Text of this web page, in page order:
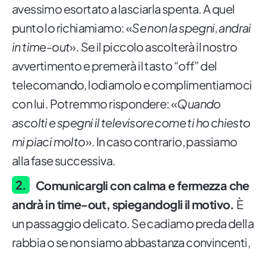
avessimo esortato a lasciarla spenta. A quel
punto lo richiamiamo: «Se non la spegni, andrai
in time-out». Se il piccolo ascolterà il nostro
avvertimento e premerà il tasto “off” del
telecomando, lodiamolo e complimentiamoci
con lui. Potremmo rispondere: «Quando
ascolti e spegni il televisore come ti ho chiesto
mi piaci molto». In caso contrario, passiamo
alla fase successiva.
Comunicargli con calma e fermezza che
andrà in time-out, spiegandogli il motivo. È
un passaggio delicato. Se cadiamo preda della
rabbia o se non siamo abbastanza convincenti,